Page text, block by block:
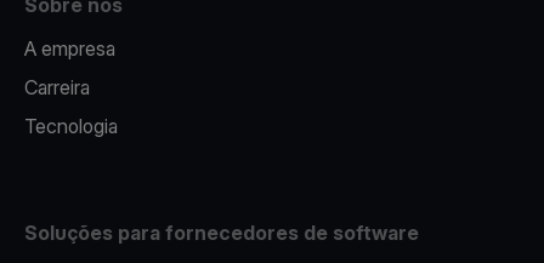
Sobre nós
A empresa
Carreira
Tecnologia
Soluções para fornecedores de software